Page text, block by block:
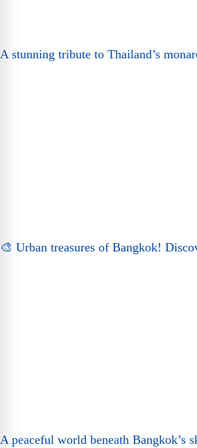
A stunning tribute to Thailand’s
🎨 Urban treasures of Bangkok!
A peaceful world beneath Bangkok’s